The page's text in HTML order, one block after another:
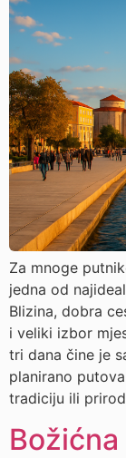
Za mnoge
jedna od
Blizina, dobra
i veliki izbor
tri dana čine je
planirano
tradiciju ili